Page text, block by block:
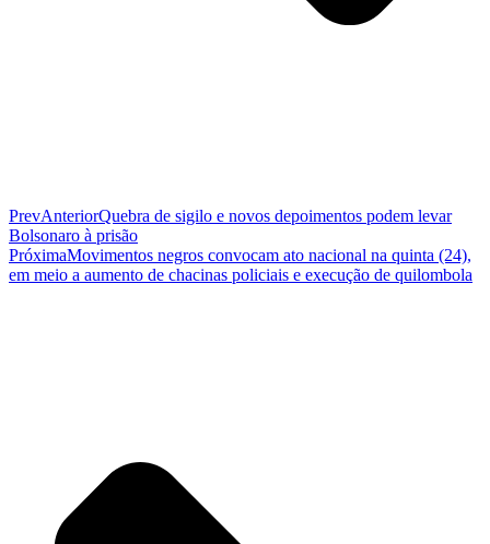
PrevAnteriorQuebra de sigilo e novos depoimentos podem levar
Bolsonaro à prisão
PróximaMovimentos negros convocam ato nacional na quinta (24),
em meio a aumento de chacinas policiais e execução de quilombola